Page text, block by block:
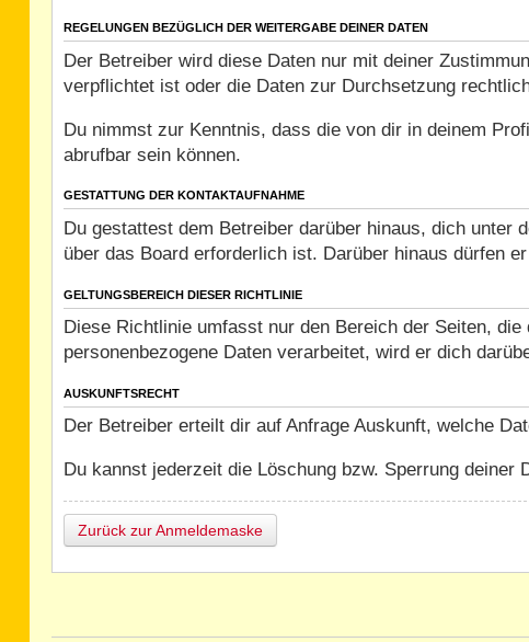
REGELUNGEN BEZÜGLICH DER WEITERGABE DEINER DATEN
Der Betreiber wird diese Daten nur mit deiner
verpflichtet ist oder die Daten zur Durchsetzung
Du nimmst zur Kenntnis, dass die von dir in deinem
abrufbar sein können.
GESTATTUNG DER KONTAKTAUFNAHME
Du gestattest dem Betreiber darüber hinaus, dich unter
über das Board erforderlich ist. Darüber hinaus dürfen
GELTUNGSBEREICH DIESER RICHTLINIE
Diese Richtlinie umfasst nur den Bereich der Seiten,
personenbezogene Daten verarbeitet, wird er dich
AUSKUNFTSRECHT
Der Betreiber erteilt dir auf Anfrage Auskunft, welche
Du kannst jederzeit die Löschung bzw. Sperrung
Zurück zur Anmeldemaske